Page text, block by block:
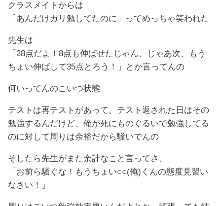
クラスメイトからは
「あんだけガリ勉してたのに」ってめっちゃ笑われた
先生は
「28点だよ！8点も伸ばせたじゃん、じゃあ次、もう
ちょい伸ばして35点とろう！」とか言ってんの
何いってんのこいつ状態
テストは再テストがあって、テスト返された日はその
勉強するんだけど、俺が死にものぐるいで勉強してる
のに対して周りは余裕だから騒いでんの
そしたら先生がまた余計なこと言ってさ、
「お前ら騒ぐな！もうちょい○○(俺)くんの態度見習い
なさい！」